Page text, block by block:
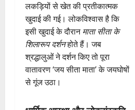
लकड़ियों से खेत की प्रतीकात्मक
खुदाई की गई। लोकविश्वास है कि
इसी खुदाई के दौरानमाता सीता के
शिलारूप दर्शनहोते हैं। जब
श्रद्धालुओं ने दर्शन किए तो पूरा
वातावरण ‘जय सीता माता’ के जयघोषों
से गूंज उठा।